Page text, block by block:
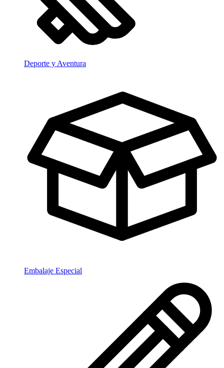
Deporte y Aventura
Embalaje Especial